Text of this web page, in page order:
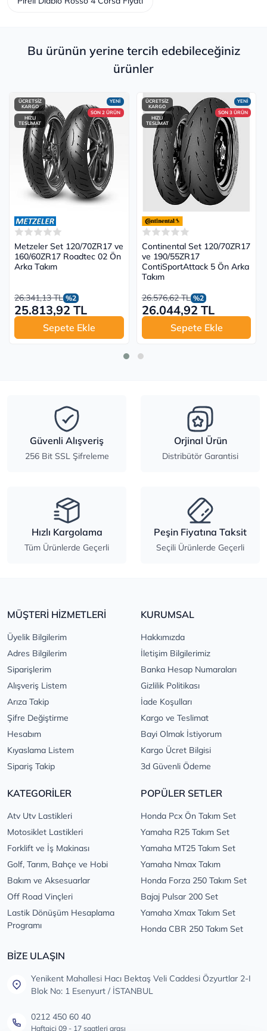
Bu ürünün yerine tercih edebileceğiniz
ürünler
YENİ
SON 2 ÜRÜN
ÜCRETSİZ
KARGO
HIZLI
TESLİMAT
Metzeler Set 120/70ZR17 ve
160/60ZR17 Roadtec 02 Ön
Arka Takım
26.341,13 TL %2
25.813,92 TL
Sepete Ekle
YENİ
SON 3 ÜRÜN
ÜCRETSİZ
KARGO
HIZLI
TESLİMAT
Continental Set 120/70ZR17
ve 190/55ZR17
ContiSportAttack 5 Ön Arka
Takım
26.576,62 TL %2
26.044,92 TL
Sepete Ekle
Güvenli Alışveriş
256 Bit SSL Şifreleme
Orjinal Ürün
Distribütör Garantisi
Hızlı Kargolama
Tüm Ürünlerde Geçerli
Peşin Fiyatına Taksit
Seçili Ürünlerde Geçerli
MÜŞTERİ HİZMETLERİ
Üyelik Bilgilerim
Adres Bilgilerim
Siparişlerim
Alışveriş Listem
Arıza Takip
Şifre Değiştirme
Hesabım
Kıyaslama Listem
Sipariş Takip
KURUMSAL
Hakkımızda
İletişim Bilgilerimiz
Banka Hesap Numaraları
Gizlilik Politikası
İade Koşulları
Kargo ve Teslimat
Bayi Olmak İstiyorum
Kargo Ücret Bilgisi
3d Güvenli Ödeme
KATEGORİLER
Atv Utv Lastikleri
Motosiklet Lastikleri
Forklift ve İş Makinası
Golf, Tarım, Bahçe ve Hobi
Bakım ve Aksesuarlar
Off Road Vinçleri
Lastik Dönüşüm Hesaplama
Programı
POPÜLER SETLER
Honda Pcx Ön Takım Set
Yamaha R25 Takım Set
Yamaha MT25 Takım Set
Yamaha Nmax Takım
Honda Forza 250 Takım Set
Bajaj Pulsar 200 Set
Yamaha Xmax Takım Set
Honda CBR 250 Takım Set
BİZE ULAŞIN
Yenikent Mahallesi Hacı Bektaş Veli Caddesi Özyurtlar 2-I
Blok No: 1 Esenyurt / İSTANBUL
0212 450 60 40
Haftaiçi 09 - 17 saatleri arası